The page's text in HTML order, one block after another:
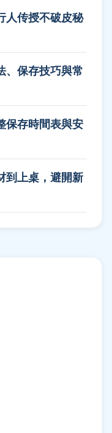
人传授不破皮秘
、保存技巧與常
保存時間表與安
到上桌，避開新